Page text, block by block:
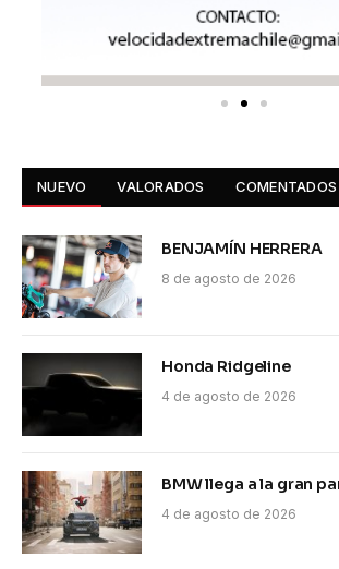
NUEVO VALORADOS COMENTADOS
BENJAMÍN HERRERA
8 de agosto de 2026
Honda Ridgeline
4 de agosto de 2026
BMW llega a la gran
4 de agosto de 2026